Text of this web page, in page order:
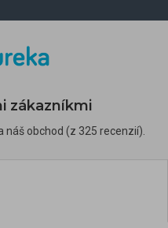
zákazníkmi
náš obchod (z 325 recenzií).